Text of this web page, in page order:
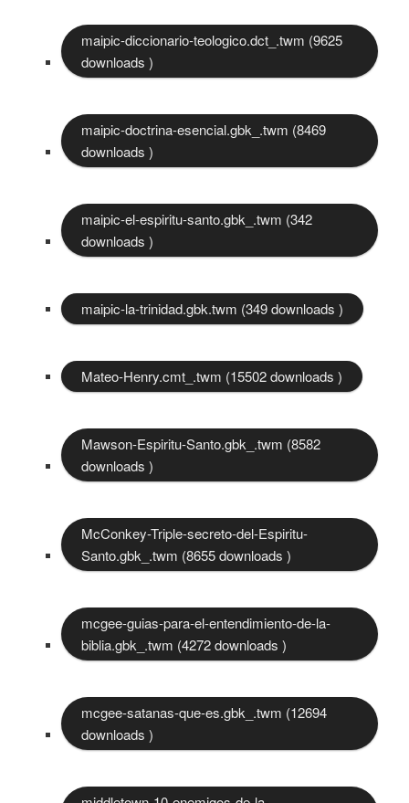
maipic-diccionario-teologico.dct_.twm (9625
downloads )
maipic-doctrina-esencial.gbk_.twm (8469
downloads )
maipic-el-espiritu-santo.gbk_.twm (342
downloads )
maipic-la-trinidad.gbk.twm (349 downloads )
Mateo-Henry.cmt_.twm (15502 downloads )
Mawson-Espiritu-Santo.gbk_.twm (8582
downloads )
McConkey-Triple-secreto-del-Espiritu-
Santo.gbk_.twm (8655 downloads )
mcgee-guias-para-el-entendimiento-de-la-
biblia.gbk_.twm (4272 downloads )
mcgee-satanas-que-es.gbk_.twm (12694
downloads )